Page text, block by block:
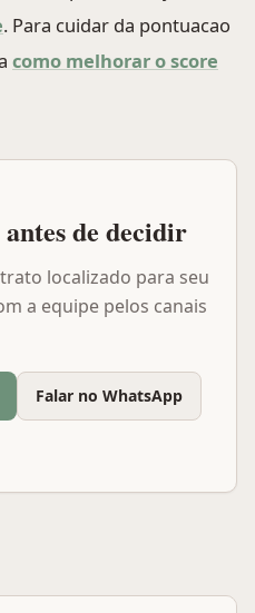
. Para cuidar da pontuacao
como melhorar o score
de decidir
localizado para seu
a equipe pelos canais
Falar no WhatsApp